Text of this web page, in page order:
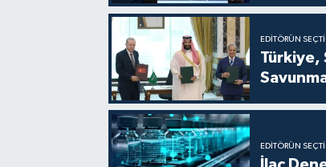
EDITÖRÜN
Türkiye,
EDITÖRÜN